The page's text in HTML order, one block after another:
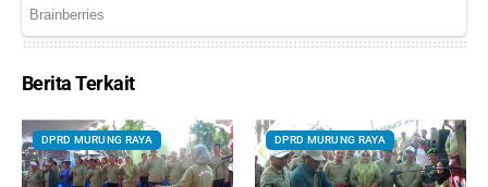
Berita Terkait
DPRD MURUNG RAYA DPRD MURUNG RAYA